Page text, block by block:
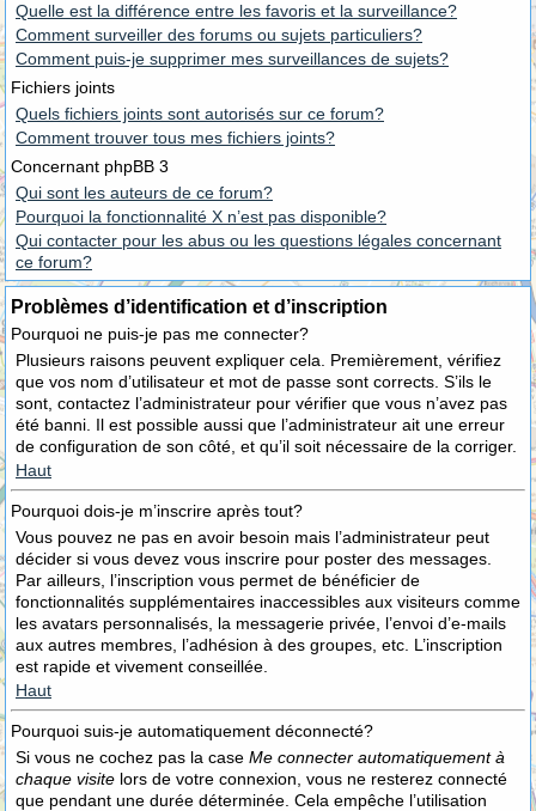
Quelle est la différence entre les favoris et la surveillance?
Comment surveiller des forums ou sujets particuliers?
Comment puis-je supprimer mes surveillances de sujets?
Fichiers joints
Quels fichiers joints sont autorisés sur ce forum?
Comment trouver tous mes fichiers joints?
Concernant phpBB 3
Qui sont les auteurs de ce forum?
Pourquoi la fonctionnalité X n’est pas disponible?
Qui contacter pour les abus ou les questions légales concernant
ce forum?
Problèmes d’identification et d’inscription
Pourquoi ne puis-je pas me connecter?
Plusieurs raisons peuvent expliquer cela. Premièrement, vérifiez
que vos nom d’utilisateur et mot de passe sont corrects. S’ils le
sont, contactez l’administrateur pour vérifier que vous n’avez pas
été banni. Il est possible aussi que l’administrateur ait une erreur
de configuration de son côté, et qu’il soit nécessaire de la corriger.
Haut
Pourquoi dois-je m’inscrire après tout?
Vous pouvez ne pas en avoir besoin mais l’administrateur peut
décider si vous devez vous inscrire pour poster des messages.
Par ailleurs, l’inscription vous permet de bénéficier de
fonctionnalités supplémentaires inaccessibles aux visiteurs comme
les avatars personnalisés, la messagerie privée, l’envoi d’e-mails
aux autres membres, l’adhésion à des groupes, etc. L’inscription
est rapide et vivement conseillée.
Haut
Pourquoi suis-je automatiquement déconnecté?
Si vous ne cochez pas la case Me connecter automatiquement à
chaque visite lors de votre connexion, vous ne resterez connecté
que pendant une durée déterminée. Cela empêche l’utilisation